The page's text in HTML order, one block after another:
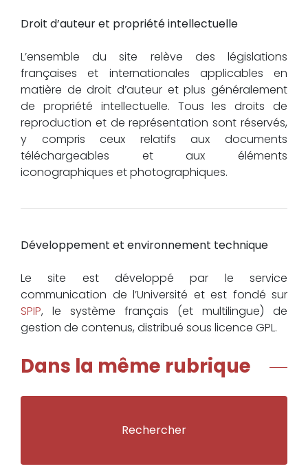
Droit d’auteur et propriété intellectuelle
L’ensemble du site relève des législations
françaises et internationales applicables en
matière de droit d’auteur et plus généralement
de propriété intellectuelle. Tous les droits de
reproduction et de représentation sont réservés,
y compris ceux relatifs aux documents
téléchargeables et aux éléments
iconographiques et photographiques.
Développement et environnement technique
Le site est développé par le service
communication de l’Université et est fondé sur
SPIP, le système français (et multilingue) de
gestion de contenus, distribué sous licence GPL.
Dans la même rubrique
Rechercher